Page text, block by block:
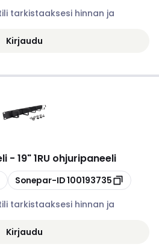
tarkistaaksesi hinnan ja
Kirjaudu
- 19" 1RU ohjuripaneeli
Kopioi
Sonepar-ID100193735
tarkistaaksesi hinnan ja
Kirjaudu